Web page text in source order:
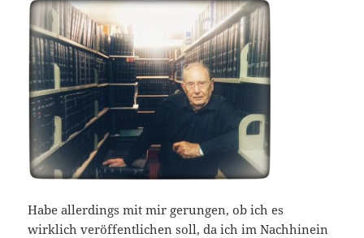
Habe allerdings mit mir gerungen, ob ich es
wirklich veröffentlichen soll, da ich im Nachhinein